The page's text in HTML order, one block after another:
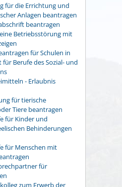
für die Errichtung und
Anlagen beantragen
beantragen
Betriebsstörung mit
für Schulen in
Berufe des Sozial- und
- Erlaubnis
für tierische
Tiere beantragen
für Kinder und
Behinderungen
für Menschen mit
für
zum Erwerb der